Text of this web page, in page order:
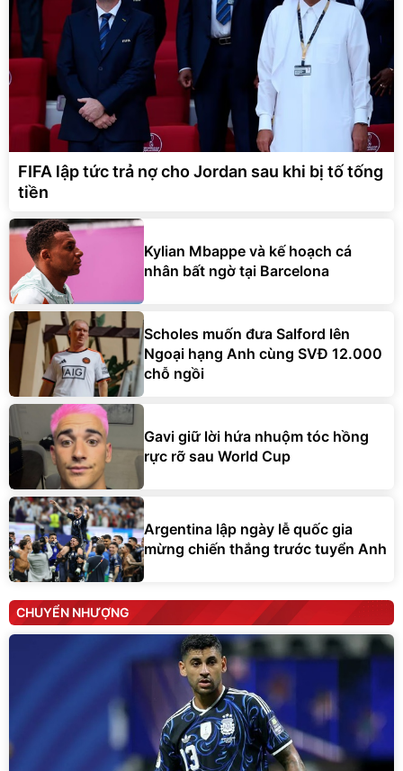
FIFA lập tức trả nợ cho Jordan sau khi bị tố tống
tiền
Kylian Mbappe và kế hoạch cá
nhân bất ngờ tại Barcelona
Scholes muốn đưa Salford lên
Ngoại hạng Anh cùng SVĐ 12.000
chỗ ngồi
Gavi giữ lời hứa nhuộm tóc hồng
rực rỡ sau World Cup
Argentina lập ngày lễ quốc gia
mừng chiến thắng trước tuyển Anh
CHUYỂN NHƯỢNG